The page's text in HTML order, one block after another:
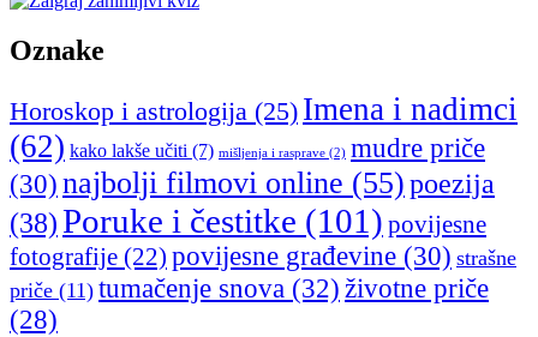
Oznake
Horoskop i astrologija (25) Imena i nadimci
(62) kako lakše učiti (7) mišljenja i rasprave (2) mudre priče
(30) najbolji filmovi online (55)poezija
(38)Poruke i čestitke (101) povijesne
fotografije (22) povijesne građevine (30) strašne
priče (11) tumačenje snova (32) životne priče
(28)